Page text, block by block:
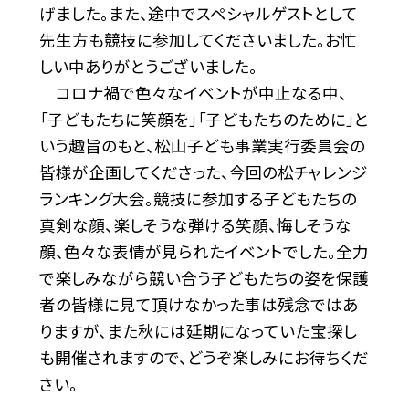
げました。また、途中でスペシャルゲストとして
先生方も競技に参加してくださいました。お忙
しい中ありがとうございました。
コロナ禍で色々なイベントが中止なる中、
「子どもたちに笑顔を」「子どもたちのために」と
いう趣旨のもと、松山子ども事業実行委員会の
皆様が企画してくださった、今回の松チャレンジ
ランキング大会。競技に参加する子どもたちの
真剣な顔、楽しそうな弾ける笑顔、悔しそうな
顔、色々な表情が見られたイベントでした。全力
で楽しみながら競い合う子どもたちの姿を保護
者の皆様に見て頂けなかった事は残念ではあ
りますが、また秋には延期になっていた宝探し
も開催されますので、どうぞ楽しみにお待ちくだ
さい。